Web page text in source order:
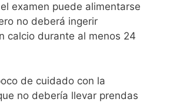
examen puede alimentarse
no deberá ingerir
calcio durante al menos 24
de cuidado con la
no debería llevar prendas